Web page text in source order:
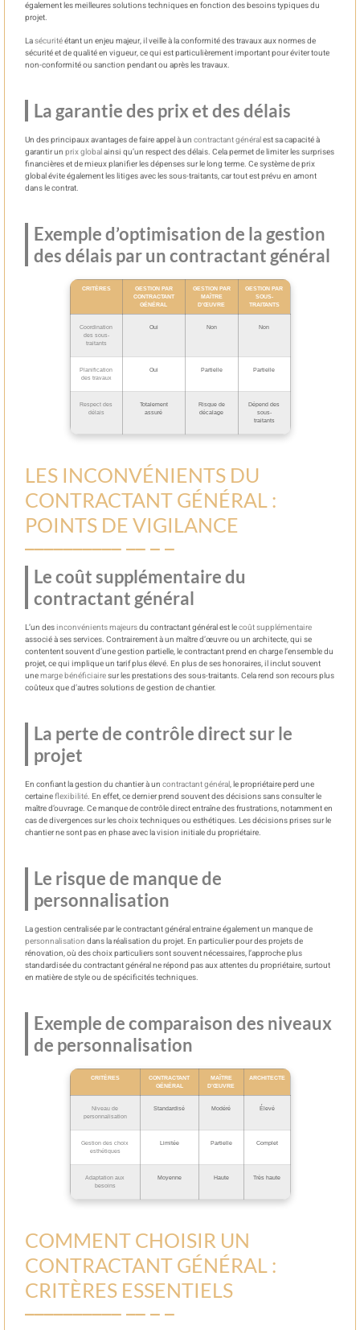
également les meilleures solutions techniques en fonction des besoins typiques du
projet.
Lasécuritéétant un enjeu majeur, il veille à la conformité des travaux aux normes de
sécurité et de qualité en vigueur, ce qui est particulièrement important pour éviter toute
non-conformité ou sanction pendant ou après les travaux.
La garantie des prix et des délais
Un des principaux avantages de faire appel à un contractant généralest sa capacité à
garantir un prix globalainsi qu’un respect des délais. Cela permet de limiter les surprises
financières et de mieux planifier les dépenses sur le long terme. Ce système de prix
global évite également les litiges avec les sous-traitants, car tout est prévu en amont
dans le contrat.
Exemple d’optimisation de la gestion
des délais par un contractant général
CRITÈRES
GESTION PAR
CONTRACTANT
GÉNÉRAL
GESTION PAR
MAÎTRE
D’ŒUVRE
GESTION PAR
SOUS-
TRAITANTS
Coordination
des sous-
traitants
Oui Non Non
Planification
des travaux
Oui Partielle Partielle
Respect des
délais
Totalement
assuré
Risque de
décalage
Dépend des
sous-
traitants
LES INCONVÉNIENTS DU
CONTRACTANT GÉNÉRAL :
POINTS DE VIGILANCE
Le coût supplémentaire du
contractant général
L’un desinconvénients majeursdu contractant général est lecoût supplémentaire
associé à ses services. Contrairement à un maître d’œuvre ou un architecte, qui se
contentent souvent d’une gestion partielle, le contractant prend en charge l’ensemble du
projet, ce qui implique un tarif plus élevé. En plus de ses honoraires, il inclut souvent
unemarge bénéficiairesur les prestations des sous-traitants. Cela rend son recours plus
coûteux que d’autres solutions de gestion de chantier.
La perte de contrôle direct sur le
projet
En confiant la gestion du chantier à un contractant général, le propriétaire perd une
certaineflexibilité. En effet, ce dernier prend souvent des décisions sans consulter le
maître d’ouvrage. Ce manque de contrôle direct entraîne des frustrations, notamment en
cas de divergences sur les choix techniques ou esthétiques. Les décisions prises sur le
chantier ne sont pas en phase avec la vision initiale du propriétaire.
Le risque de manque de
personnalisation
La gestion centralisée par le contractant général entraine également un manque de
personnalisation dans la réalisation du projet. En particulier pour des projets de
rénovation, où des choix particuliers sont souvent nécessaires, l’approche plus
standardisée du contractant général ne répond pas aux attentes du propriétaire, surtout
en matière de style ou de spécificités techniques.
Exemple de comparaison des niveaux
de personnalisation
CRITÈRES
CONTRACTANT
GÉNÉRAL
MAÎTRE
D’ŒUVRE
ARCHITECTE
Niveau de
personnalisation
Standardisé Modéré Élevé
Gestion des choix
esthétiques
Limitée Partielle Complet
Adaptation aux
besoins
Moyenne Haute Très haute
COMMENT CHOISIR UN
CONTRACTANT GÉNÉRAL :
CRITÈRES ESSENTIELS